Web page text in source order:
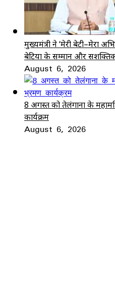
मुख्यमंत्री ने ‘मेरी बेटी–मेरा
बेटियों के सम्मान और
August 6, 2026
8 अगस्त को तेलंगाना के
कार्यक्रम
August 6, 2026